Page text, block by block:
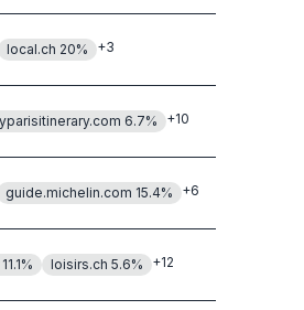
local.ch 20% +3
6.7% +10
guide.michelin.com 15.4% +6
11.1% loisirs.ch 5.6% +12